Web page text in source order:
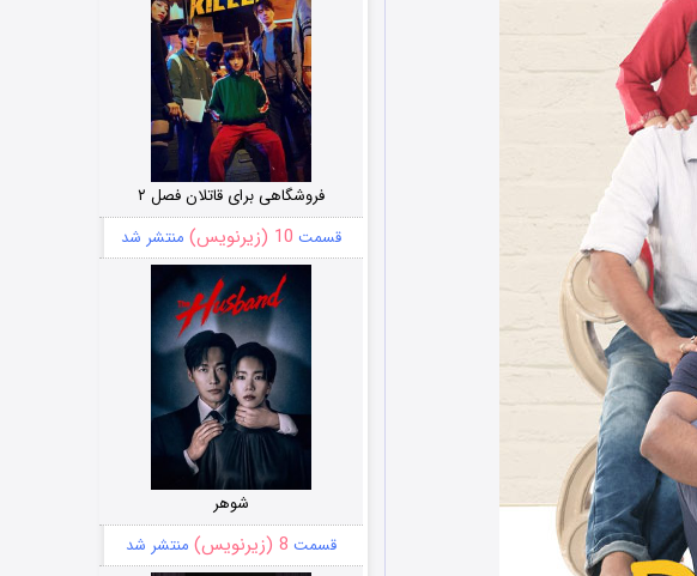
فروشگاهی برای قاتلان فصل ۲
قسمت 10 (زیرنویس) منتشر شد
شوهر
قسمت 8 (زیرنویس) منتشر شد